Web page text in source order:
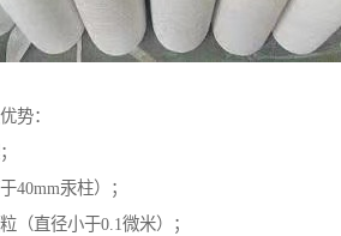
势：
40mm汞柱）；
（直径小于0.1微米）；